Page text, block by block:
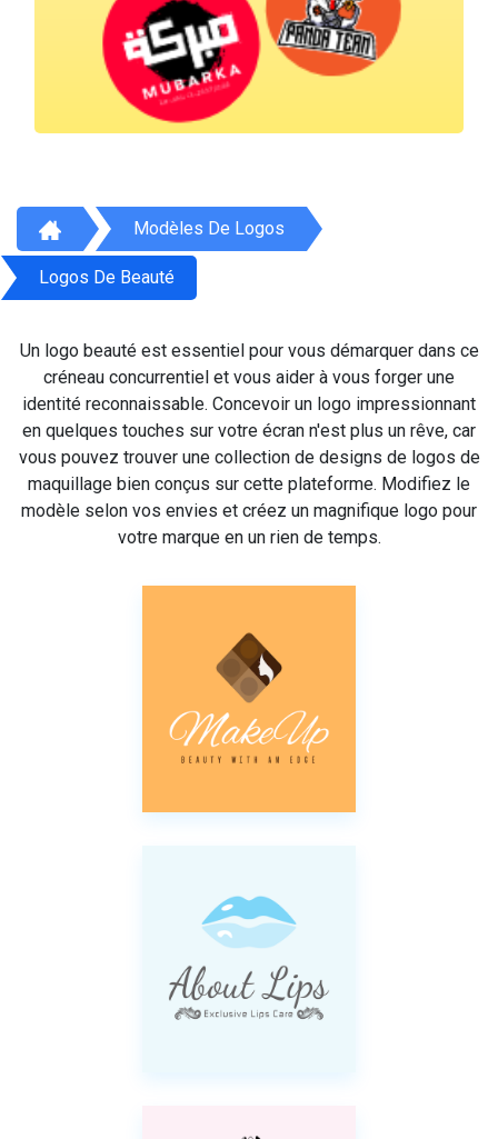
Modèles De Logos
Logos De Beauté
Un logo beauté est essentiel pour vous démarquer dans ce
créneau concurrentiel et vous aider à vous forger une
identité reconnaissable. Concevoir un logo impressionnant
en quelques touches sur votre écran n'est plus un rêve, car
vous pouvez trouver une collection de designs de logos de
maquillage bien conçus sur cette plateforme. Modifiez le
modèle selon vos envies et créez un magnifique logo pour
votre marque en un rien de temps.